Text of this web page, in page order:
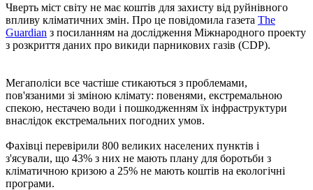
Чверть міст світу не має коштів для захисту від руйнівного
впливу кліматичних змін. Про це повідомила газета The
Guardian з посиланням на дослідження Міжнародного проекту
з розкриття даних про викиди парникових газів (CDP).
Мегаполіси все частіше стикаються з проблемами,
пов'язаними зі зміною клімату: повенями, екстремальною
спекою, нестачею води і пошкодженням їх інфраструктури
внаслідок екстремальних погодних умов.
Фахівці перевірили 800 великих населених пунктів і
з'ясували, що 43% з них не мають плану для боротьби з
кліматичною кризою а 25% не мають коштів на екологічні
програми.